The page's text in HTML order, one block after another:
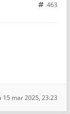
463
15 mar 2025, 23:23